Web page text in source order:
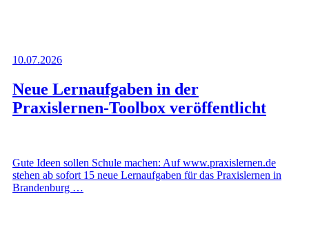
10.07.2026
Neue Lernaufgaben in der
Praxislernen-Toolbox veröffentlicht
Gute Ideen sollen Schule machen: Auf www.praxislernen.de
stehen ab sofort 15 neue Lernaufgaben für das Praxislernen in
Brandenburg …